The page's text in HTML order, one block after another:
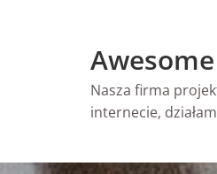
Nasza firma
internecie,